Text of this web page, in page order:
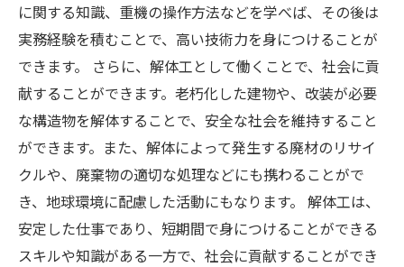
に関する知識、重機の操作方法などを学べば、その後は
実務経験を積むことで、高い技術力を身につけることが
できます。 さらに、解体工として働くことで、社会に貢
献することができます。老朽化した建物や、改装が必要
な構造物を解体することで、安全な社会を維持すること
ができます。また、解体によって発生する廃材のリサイ
クルや、廃棄物の適切な処理などにも携わることがで
き、地球環境に配慮した活動にもなります。 解体工は、
安定した仕事であり、短期間で身につけることができる
スキルや知識がある一方で、社会に貢献することができ